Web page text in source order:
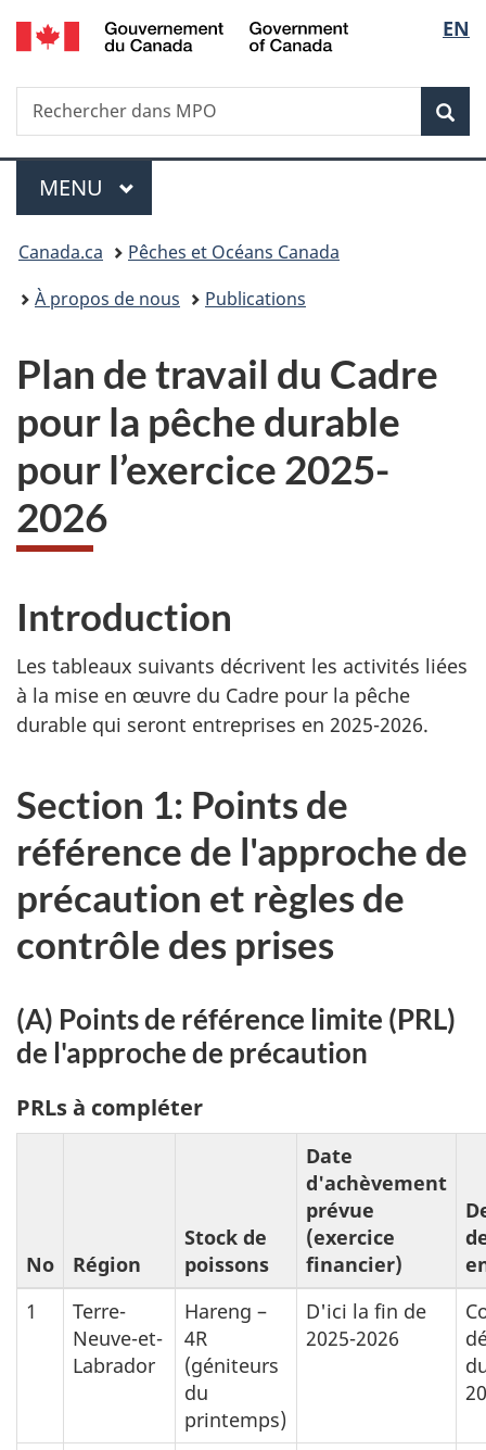
Passer
au
Passer
à
gouvernement »
Passer
à
simplifiée
de
la
EN
Recherche
Rechercher
dans
océans
Menu
MENU PRINCIPAL
Vous
êtes
Canada.ca
Pêches et Océans Canada
À propos de nous
Publications
Plan de travail du Cadre
pour la pêche durable
pour l’exercice 2025-
2026
Introduction
Les tableaux suivants décrivent les activités liées
à la mise en œuvre du Cadre pour la pêche
durable qui seront entreprises en 2025-2026.
Section 1: Points de
référence de l'approche de
précaution et règles de
contrôle des prises
(A) Points de référence limite (PRL)
de l'approche de précaution
PRLs à compléter
No Région
Stock de
poissons
Date
d'achèvement
prévue
(exercice
financier)
1
Terre-
Neuve-et-
Labrador
Hareng –
4R
(géniteurs
du
printemps)
D'ici la fin de
2025-2026